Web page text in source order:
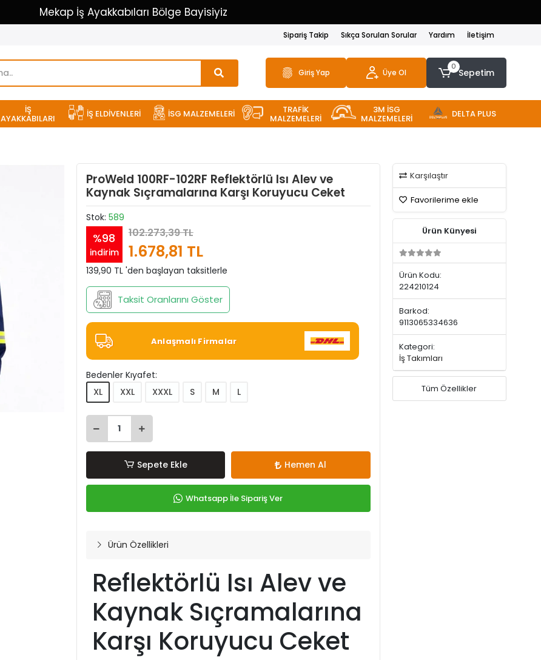
Mekap İş Ayakkabıları Bölge Bayisiyiz
Sipariş Takip Sıkça Sorulan Sorular Yardım İletişim
Giriş Yap Üye Ol
0
Sepetim
İŞ
AYAKKABILARI İŞ ELDİVENLERİ İSG MALZEMELERİ TRAFİK
MALZEMELERİ
3M İSG
MALZEMELERİ DELTA PLUS
ProWeld 100RF-102RF Reflektörlü Isı Alev ve
Kaynak Sıçramalarına Karşı Koruyucu Ceket
Stok: 589
%98
indirim
102.273,39 TL
1.678,81 TL
139,90 TL 'den başlayan taksitlerle
Taksit Oranlarını Göster
Anlaşmalı Firmalar
Bedenler Kıyafet:
XL
XXL XXXL S M L
Sepete Ekle Hemen Al
Whatsapp İle Sipariş Ver
Ürün Özellikleri
Reflektörlü Isı Alev ve
Kaynak Sıçramalarına
Karşı Koruyucu Ceket
Karşılaştır
Favorilerime ekle
Ürün Künyesi
Ürün Kodu:
224210124
Barkod:
9113065334636
Kategori:
İş Takımları
Tüm Özellikler